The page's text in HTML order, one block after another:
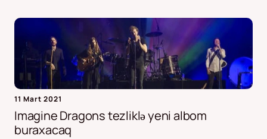
11 Mart 2021
Imagine Dragons tezliklə yeni albom
buraxacaq